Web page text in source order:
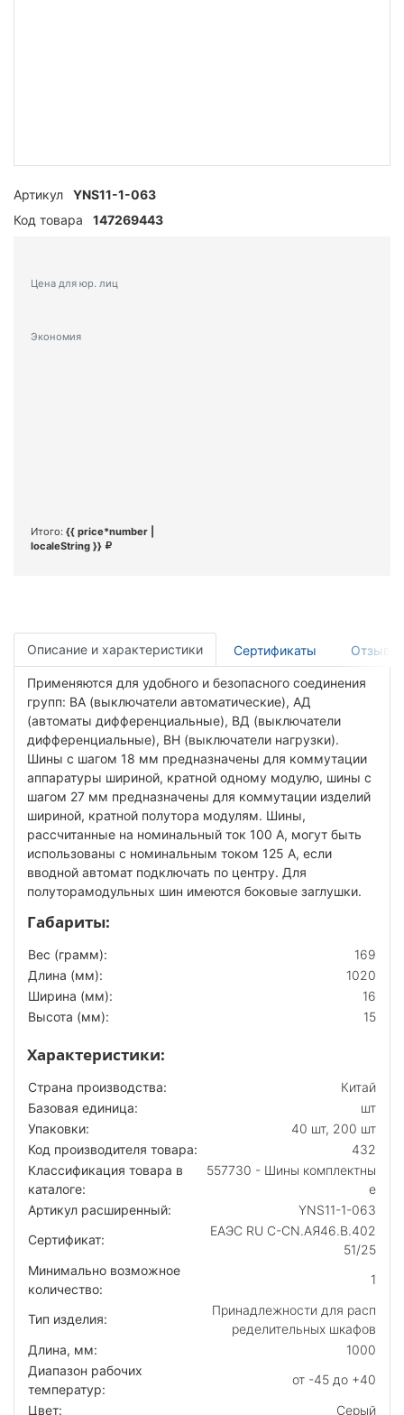
Артикул
YNS11-1-063
Код товара
147269443
Цена для юр. лиц
Экономия
Итого: {{ price*number |
localeString }}
Описание и характеристики Сертификаты Отзывы
Применяются для удобного и безопасного соединения
групп: ВА (выключатели автоматические), АД
(автоматы дифференциальные), ВД (выключатели
дифференциальные), ВН (выключатели нагрузки).
Шины с шагом 18 мм предназначены для коммутации
аппаратуры шириной, кратной одному модулю, шины с
шагом 27 мм предназначены для коммутации изделий
шириной, кратной полутора модулям. Шины,
рассчитанные на номинальный ток 100 А, могут быть
использованы с номинальным током 125 А, если
вводной автомат подключать по центру. Для
полуторамодульных шин имеются боковые заглушки.
Габариты:
Вес (грамм):
169
Длина (мм):
1020
Ширина (мм):
16
Высота (мм):
15
Характеристики:
Страна производства:
Китай
Базовая единица:
шт
Упаковки:
40 шт, 200 шт
Код производителя товара:
432
Классификация товара в
каталоге:
557730 - Шины комплектны
е
Артикул расширенный:
YNS11-1-063
Сертификат:
ЕАЭС RU С-CN.АЯ46.В.402
51/25
Минимально возможное
количество:
1
Тип изделия:
Принадлежности для расп
ределительных шкафов
Длина, мм:
1000
Диапазон рабочих
температур:
от -45 до +40
Цвет:
Серый